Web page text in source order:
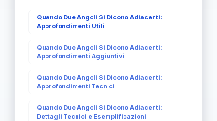
Quando Due Angoli Si Dicono Adiacenti:
Approfondimenti Utili
Quando Due Angoli Si Dicono Adiacenti:
Approfondimenti Aggiuntivi
Quando Due Angoli Si Dicono Adiacenti:
Approfondimenti Tecnici
Quando Due Angoli Si Dicono Adiacenti:
Dettagli Tecnici e Esemplificazioni